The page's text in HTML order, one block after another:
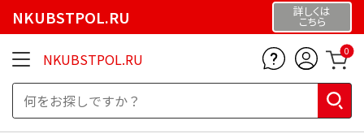
NKUBSTPOL.RU 詳しくは
こちら
NKUBSTPOL.RU 0